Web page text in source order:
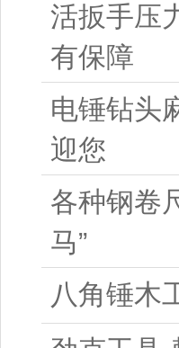
活扳手压
有保障
电锤钻头
迎您
各种钢卷
马”
八角锤木